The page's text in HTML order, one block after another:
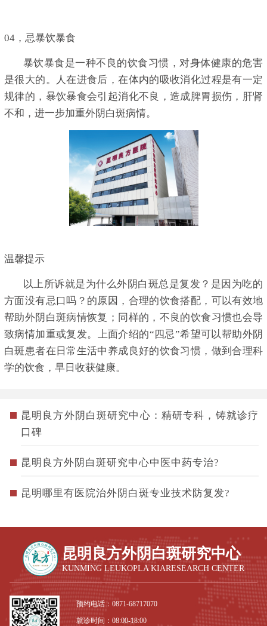
04，忌暴饮暴食
暴饮暴食是一种不良的饮食习惯，对身体健康的危害
是很大的。人在进食后，在体内的吸收消化过程是有一定
规律的，暴饮暴食会引起消化不良，造成脾胃损伤，肝肾
不和，进一步加重外阴白斑病情。
温馨提示
以上所诉就是为什么外阴白斑总是复发？是因为吃的
方面没有忌口吗？的原因，合理的饮食搭配，可以有效地
帮助外阴白斑病情恢复；同样的，不良的饮食习惯也会导
致病情加重或复发。上面介绍的“四忌”希望可以帮助外阴
白斑患者在日常生活中养成良好的饮食习惯，做到合理科
学的饮食，早日收获健康。
昆明良方外阴白斑研究中心：精研专科，铸就诊疗
口碑
昆明良方外阴白斑研究中心中医中药专治?
昆明哪里有医院治外阴白斑专业技术防复发?
昆明良方外阴白斑研究中心
KUNMING LEUKOPLA KIARESEARCH CENTER
预约电话：0871-68717070
就诊时间：08:00-18:00